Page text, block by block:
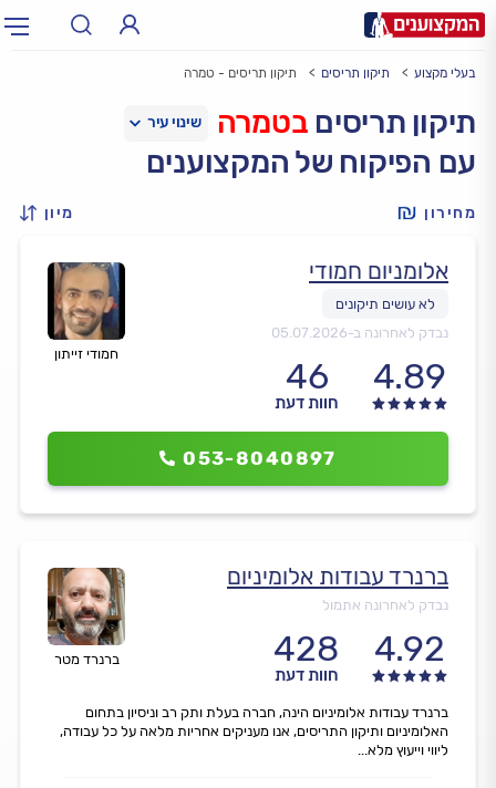
עירעיר: תל אביב, חיפה…
בעלי מקצוע תיקון תריסים תיקון תריסים - טמרה
תיקון תריסים בטמרה
עם הפיקוח של המקצוענים
מחירון מיון
חמודי זייתון
אלומניום חמודי
נבדק לאחרונה ב-05.07.2026
4.89
46
חוות דעת
053-8040897
ברנרד מטר
ברנרד עבודות אלומיניום
נבדק לאחרונה אתמול
4.92
428
חוות דעת
ברנרד עבודות אלומיניום הינה, חברה בעלת ותק רב וניסיון בתחום
האלומיניום ותיקון התריסים, אנו מעניקים אחריות מלאה על כל עבודה,
ליווי וייעוץ מלא...